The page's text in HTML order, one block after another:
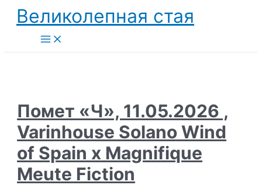
Перейти
содержимому
Великолепная стая
Main
Menu
Помет «Ч», 11.05.2026 ,
Varinhouse Solano Wind
of Spain x Magnifique
Meute Fiction